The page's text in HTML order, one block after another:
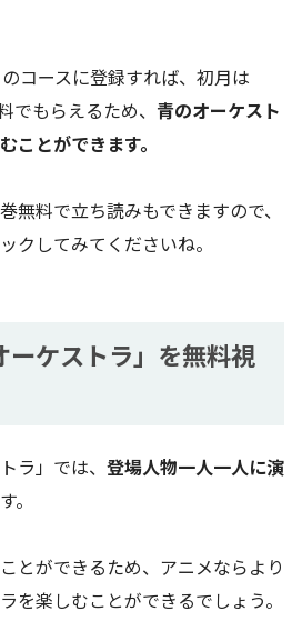
コースに登録すれば、初月は
もらえるため、 青のオーケスト
ことができます。
無料で立ち読みもできますので、
クしてみてくださいね。
ーケストラ」を無料視
ラ」では、 登場人物一人一人に演
。
とができるため、アニメならより
を楽しむことができるでしょう。